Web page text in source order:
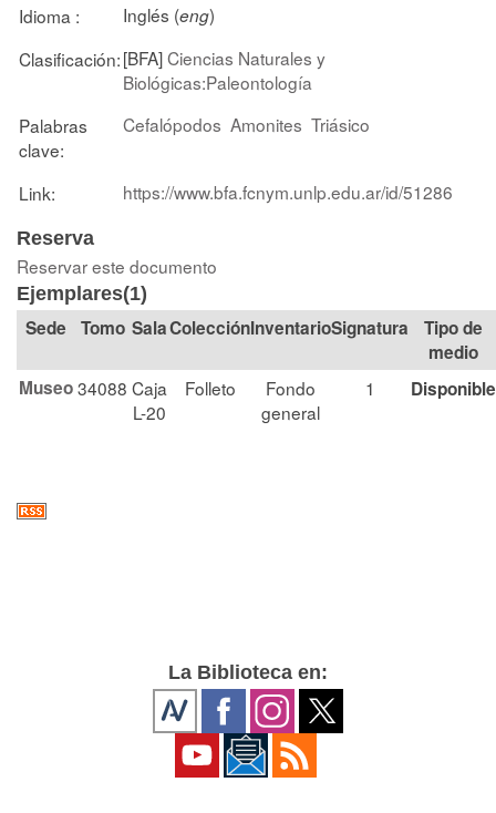
Idioma : Inglés (eng)
Clasificación:[BFA]Ciencias Naturales y
Biológicas:Paleontología
Palabras
clave:
Cefalópodos Amonites Triásico
Link: https://www.bfa.fcnym.unlp.edu.ar/id/51286
Reserva
Reservar este documento
Ejemplares(1)
Tomo SalaColección Signatura
Tipo de
medio
Museo34088 Caja
L-20
Folleto
Fondo
general
1 Disponible
La Biblioteca en: